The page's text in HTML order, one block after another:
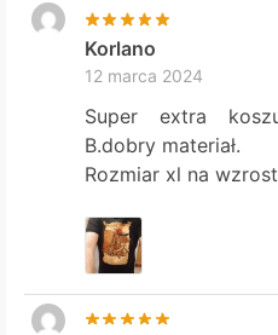
Korlano
12 marca 2024
Super extra
B.dobry materiał.
Rozmiar xl na